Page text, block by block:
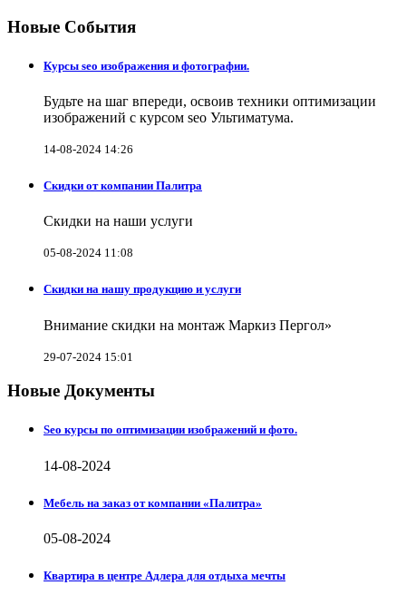
Новые События
Курсы seo изображения и фотографии.
Будьте на шаг впереди, освоив техники оптимизации
изображений с курсом seo Ультиматума.
14-08-2024 14:26
Скидки от компании Палитра
Скидки на наши услуги
05-08-2024 11:08
Скидки на нашу продукцию и услуги
Внимание скидки на монтаж Маркиз Пергол»
29-07-2024 15:01
Новые Документы
Seo курсы по оптимизации изображений и фото.
14-08-2024
Мебель на заказ от компании «Палитра»
05-08-2024
Квартира в центре Адлера для отдыха мечты